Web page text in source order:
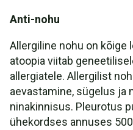
Anti-nohu
Allergiline nohu on kõige
atoopia viitab
allergiatele. Allergilist
aevastamine, sügelus ja
ninakinnisus. Pleurotus
ühekordses annuses